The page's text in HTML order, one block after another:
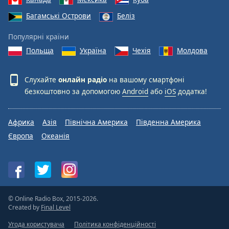
Багамські Острови
Беліз
Популярні країни
Польща
Україна Чехія Молдова
Слухайте онлайн радіо на вашому смартфоні
безкоштовно за допомогою Android або iOS додатка!
Африка Азія Північна Америка
Південна Америка
Європа
Океанія
© Online Radio Box, 2015-2026.
Created by Final Level
Угода користувача
Політика конфіденційності